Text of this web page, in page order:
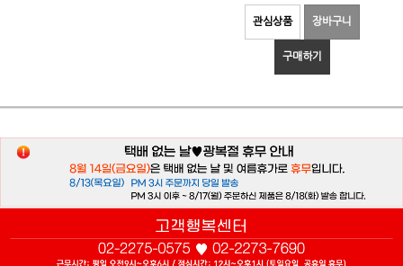
관심상품 장바구니
구매하기